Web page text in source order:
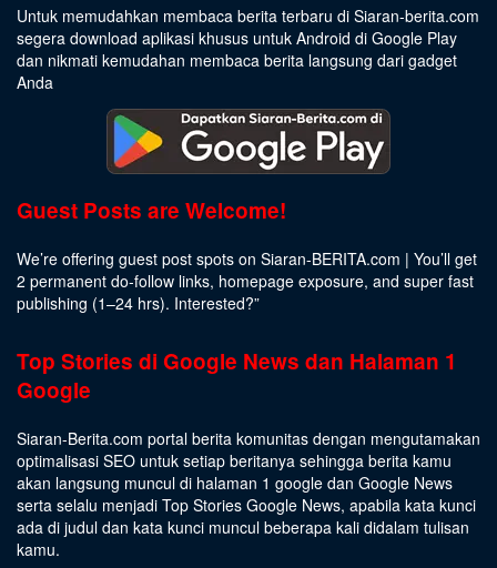
Untuk memudahkan membaca berita terbaru di Siaran-berita.com
segera download aplikasi khusus untuk Android di Google Play
dan nikmati kemudahan membaca berita langsung dari gadget
Anda
Guest Posts are Welcome!
We’re offering guest post spots on Siaran-BERITA.com | You’ll get
2 permanent do-follow links, homepage exposure, and super fast
publishing (1–24 hrs). Interested?”
Top Stories di Google News dan Halaman 1
Google
Siaran-Berita.com portal berita komunitas dengan mengutamakan
optimalisasi SEO untuk setiap beritanya sehingga berita kamu
akan langsung muncul di halaman 1 google dan Google News
serta selalu menjadi Top Stories Google News, apabila kata kunci
ada di judul dan kata kunci muncul beberapa kali didalam tulisan
kamu.